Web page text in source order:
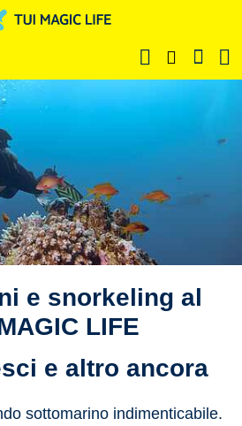
e snorkeling al
LIFE
e altro ancora
sottomarino indimenticabile.